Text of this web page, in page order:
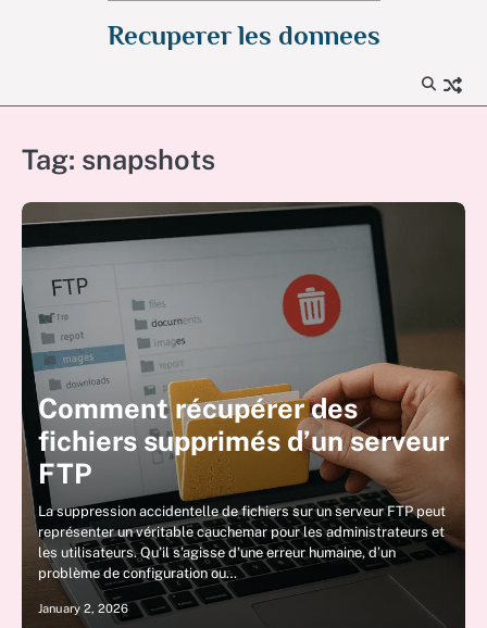
Recuperer les donnees
Tag: snapshots
Comment récupérer des
fichiers supprimés d’un serveur
FTP
La suppression accidentelle de fichiers sur un serveur FTP peut
représenter un véritable cauchemar pour les administrateurs et
les utilisateurs. Qu’il s’agisse d’une erreur humaine, d’un
problème de configuration ou…
January 2, 2026